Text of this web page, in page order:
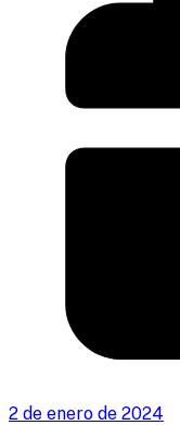
2 de enero de 2024